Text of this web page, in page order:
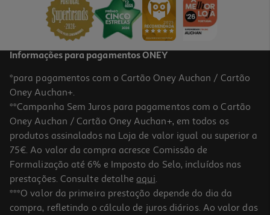
Molhos Thai Dancer Ananás E Chilli 150ml
17.93 €/Lt
Informações para pagamentos ONEY
*para pagamentos com o Cartão Oney Auchan / Cartão
Oney Auchan+.
**Campanha Sem Juros para pagamentos com o Cartão
Oney Auchan / Cartão Oney Auchan+, em todos os
produtos assinalados na Loja de valor igual ou superior a
75€. Ao valor da compra acresce Comissão de
Formalização até 6% e Imposto do Selo, incluídos nas
prestações. Consulte detalhe aqui.
***O valor da primeira prestação depende do dia da
compra, refletindo o cálculo de juros diários. Ao valor das